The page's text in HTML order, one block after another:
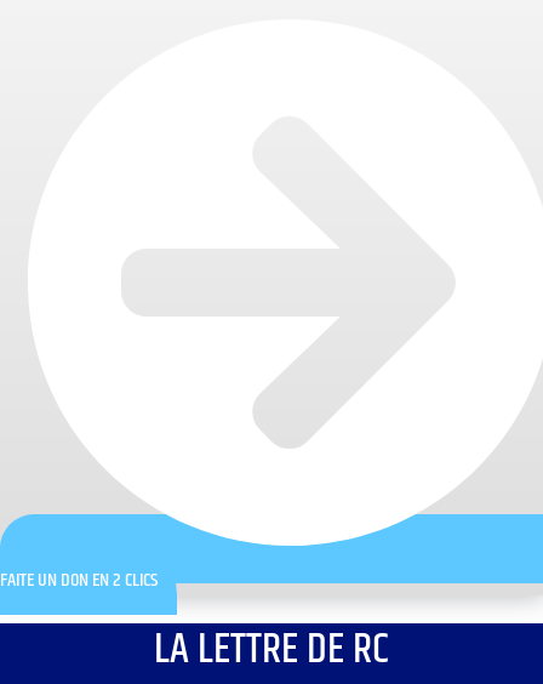
FAITE UN DON EN 2 CLICS
LA LETTRE DE RC